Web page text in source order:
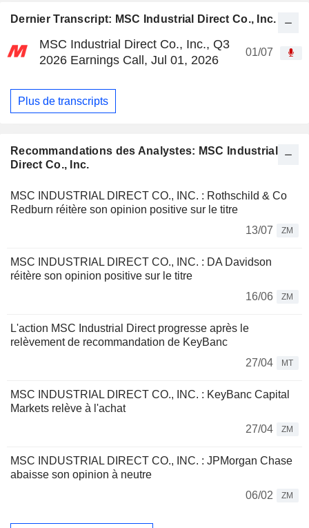
Dernier Transcript: MSC Industrial Direct Co., Inc.
MSC Industrial Direct Co., Inc., Q3
2026 Earnings Call, Jul 01, 2026
01/07
Plus de transcripts
Recommandations des Analystes: MSC Industrial
Direct Co., Inc.
MSC INDUSTRIAL DIRECT CO., INC. : Rothschild & Co
Redburn réitère son opinion positive sur le titre
13/07
ZM
MSC INDUSTRIAL DIRECT CO., INC. : DA Davidson
réitère son opinion positive sur le titre
16/06
ZM
L'action MSC Industrial Direct progresse après le
relèvement de recommandation de KeyBanc
27/04
MT
MSC INDUSTRIAL DIRECT CO., INC. : KeyBanc Capital
Markets relève à l'achat
27/04
ZM
MSC INDUSTRIAL DIRECT CO., INC. : JPMorgan Chase
abaisse son opinion à neutre
06/02
ZM